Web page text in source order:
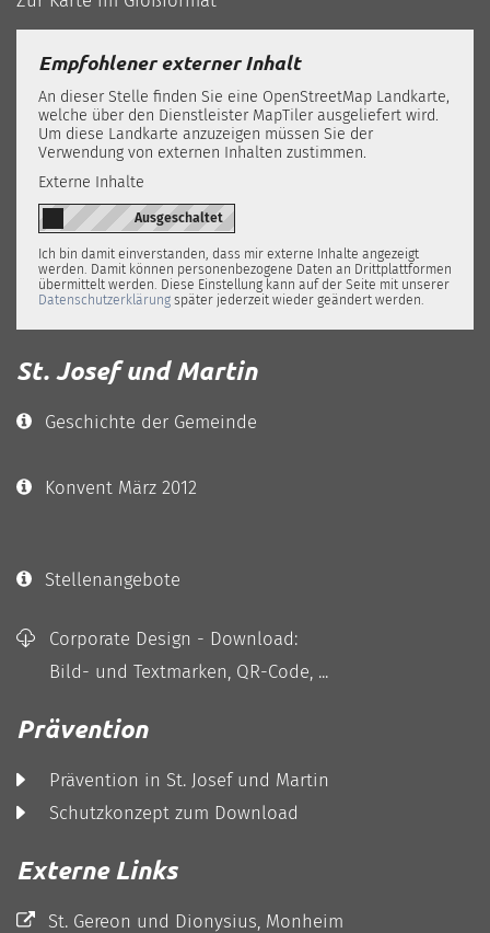
Empfohlener externer Inhalt
An dieser Stelle finden Sie eine OpenStreetMap Landkarte,
welche über den Dienstleister MapTiler ausgeliefert wird.
Um diese Landkarte anzuzeigen müssen Sie der
Verwendung von externen Inhalten zustimmen.
Externe Inhalte
Ich bin damit einverstanden, dass mir externe Inhalte angezeigt
werden. Damit können personenbezogene Daten an Drittplattformen
übermittelt werden. Diese Einstellung kann auf der Seite mit unserer
Datenschutzerklärung später jederzeit wieder geändert werden.
St. Josef und Martin
Geschichte der Gemeinde
Konvent März 2012
Stellenangebote
Corporate Design - Download:
Bild- und Textmarken, QR-Code, ...
Prävention
Prävention in St. Josef und Martin
Schutzkonzept zum Download
Externe Links
St. Gereon und Dionysius, Monheim